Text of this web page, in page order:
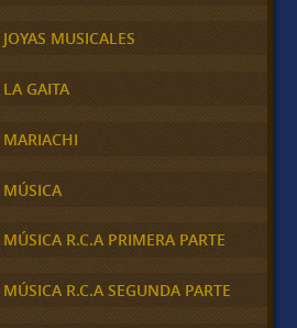
MUSICALES
GAITA
R.C.A PRIMERA PARTE
R.C.A SEGUNDA PARTE